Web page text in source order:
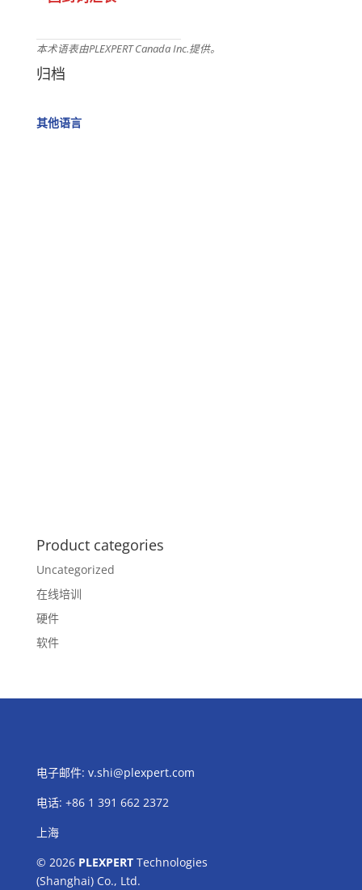
本术语表由PLEXPERT Canada Inc.提供。
归档
其他语言
Product categories
Uncategorized
在线培训
硬件
软件
电子邮件: v.shi@plexpert.com
电话: +86 1 391 662 2372
上海
© 2026 PLEXPERTTechnologies
(Shanghai) Co., Ltd.